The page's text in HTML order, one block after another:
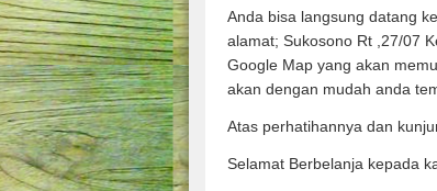
Anda bisa langsung datang
alamat; Sukosono Rt ,27/07
Google Map yang akan
akan dengan mudah anda
Atas perhatihannya dan
Selamat Berbelanja kepada